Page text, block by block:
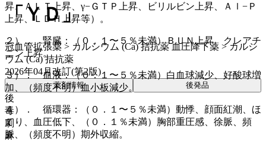
昇、ＡＬＴ上昇、γ−ＧＴＰ上昇、ビリルビン上昇、Ａｌ−Ｐ
上昇、ＬＤＨ上昇等）。
２）． 腎臓：（０．１〜５％未満）ＢＵＮ上昇、クレアチ
ニン上昇。
３）． 血液：（０．１〜５％未満）白血球減少、好酸球増
加、（頻度不明）血小板減少。
４）． 循環器：（０．１〜５％未満）動悸、顔面紅潮、ほ
てり、血圧低下、（０．１％未満）胸部重圧感、徐脈、頻
脈、（頻度不明）期外収縮。
「ＹＤ」
冠血管拡張薬 > カルシウム (Ca) 拮抗薬 血圧降下薬 > カルシ
ウム (Ca) 拮抗薬
2026年04月改訂(第2版)
薬剤情報 後発品
後
毒
劇
麻